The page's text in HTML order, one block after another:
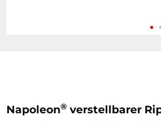
Napoleon® verstellbarer